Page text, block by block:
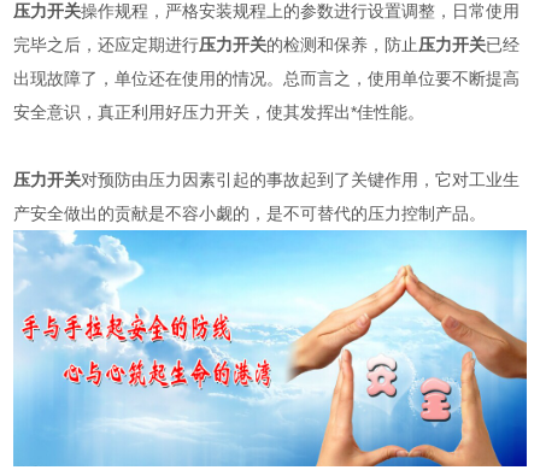
压力开关操作规程，严格安装规程上的参数进行设置调整，日常使用
完毕之后，还应定期进行压力开关的检测和保养，防止压力开关已经
出现故障了，单位还在使用的情况。总而言之，使用单位要不断提高
安全意识，真正利用好压力开关，使其发挥出*佳性能。
压力开关对预防由压力因素引起的事故起到了关键作用，它对工业生
产安全做出的贡献是不容小觑的，是不可替代的压力控制产品。